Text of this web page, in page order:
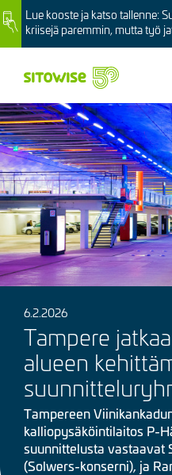
Skip
to
main
ImageLue kooste ja katso tallenne:
kriisejä paremmin, mutta työ
Kuva
6.2.2026
Tampere
alueen
Tampereen
kalliopysäköintilaitos P-
suunnittelusta vastaavat
(Solwers-konserni), ja